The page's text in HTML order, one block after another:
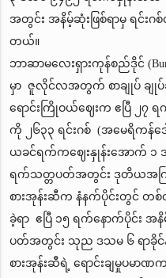
အတွင်း အနိမ့်ဆုံးဖြစ်ရာမှ ရင်းဂ
တယ်။
ဘာဆာမလေးရှားကုန်စည်ဒိုင် (Bursa
မှာ ဇူလိုင်လအတွက် စာချုပ် ချုပ်
ရောင်းကြိုဝယ်ဈေးက ဧပြီ ၂၇
ကို ၂၆၃၃ ရင်းဂစ် (အမေရိကန်
ယခင်ရက်ကဈေးနှုန်းအောက် ၁ ဒ
ရက်သတ္တပတ်အတွင်း ဒုတိယအကြိ
စားအုန်းဆီက နံနက်ပိုင်းတွင် တစ်
ခဲ့ရာ ဧပြီ ၁၅ ရက်နောက်ပိုင်း
ပတ်အတွင်း သုည ဒသမ ၆ ရာခိုင်
စားအုန်းဆီရဲ့ ရောင်းချမှုပမာ